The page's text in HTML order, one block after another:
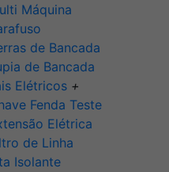
Máquina
de Bancada
de Bancada
Elétricos +
Fenda Teste
Elétrica
de Linha
Isolante